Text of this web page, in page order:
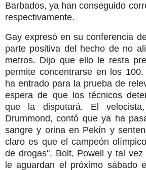
Barbados, ya han conseguido
respectivamente.
Gay expresó en su conferencia
parte positiva del hecho de no
metros. Dijo que ello le resta
permite concentrarse en los
ha entrado para la prueba de
espera de que los técnicos
que la disputará. El
Drummond, contó que ya ha
sangre y orina en Pekín y
claro es que el campeón
de drogas". Bolt, Powell y tal
le aguardan el próximo sábado